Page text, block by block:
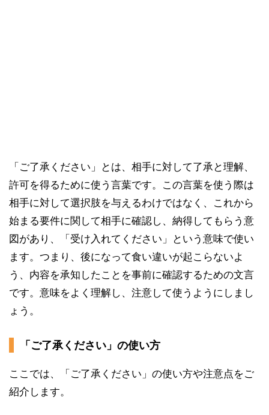
「ご了承ください」とは、相手に対して了承と理解、
許可を得るために使う言葉です。この言葉を使う際は
相手に対して選択肢を与えるわけではなく、これから
始まる要件に関して相手に確認し、納得してもらう意
図があり、「受け入れてください」という意味で使い
ます。つまり、後になって食い違いが起こらないよ
う、内容を承知したことを事前に確認するための文言
です。意味をよく理解し、注意して使うようにしまし
ょう。
「ご了承ください」の使い方
ここでは、「ご了承ください」の使い方や注意点をご
紹介します。